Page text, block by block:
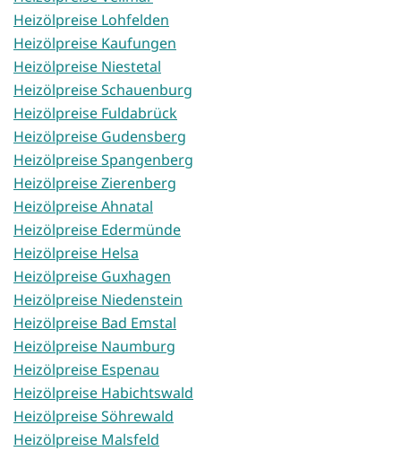
Heizölpreise Lohfelden
Heizölpreise Kaufungen
Heizölpreise Niestetal
Heizölpreise Schauenburg
Heizölpreise Fuldabrück
Heizölpreise Gudensberg
Heizölpreise Spangenberg
Heizölpreise Zierenberg
Heizölpreise Ahnatal
Heizölpreise Edermünde
Heizölpreise Helsa
Heizölpreise Guxhagen
Heizölpreise Niedenstein
Heizölpreise Bad Emstal
Heizölpreise Naumburg
Heizölpreise Espenau
Heizölpreise Habichtswald
Heizölpreise Söhrewald
Heizölpreise Malsfeld